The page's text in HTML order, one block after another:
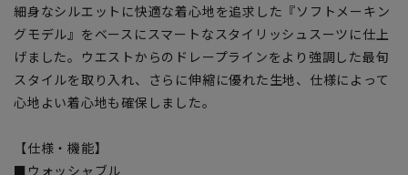
細身なシルエットに快適な着心地を追求した『ソフトメーキン
グモデル』をベースにスマートなスタイリッシュスーツに仕上
げました。ウエストからのドレープラインをより強調した最旬
スタイルを取り入れ、さらに伸縮に優れた生地、仕様によって
心地よい着心地も確保しました。
【仕様・機能】
■ウォッシャブル